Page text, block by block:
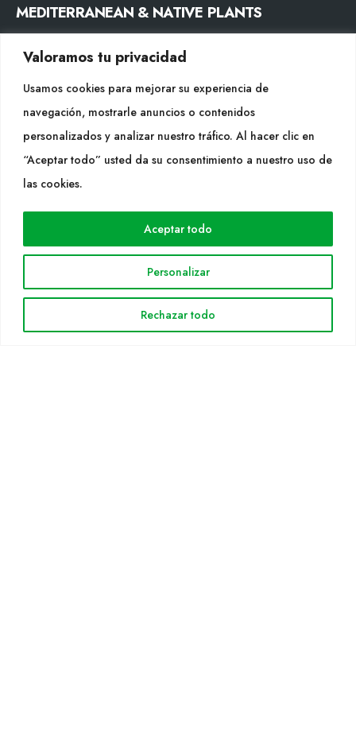
Valoramos tu privacidad
Usamos cookies para mejorar su experiencia de
navegación, mostrarle anuncios o contenidos
personalizados y analizar nuestro tráfico. Al hacer clic en
“Aceptar todo” usted da su consentimiento a nuestro uso de
las cookies.
Personalizar
Rechazar todo
Aceptar todo
MEDITERRANEAN & NATIVE PLANTS
CONTACTE
Tel. +34 977053013
info@cultidelta.com
SEGUEIX-NOS
WEB
Cultidelta
Espècies